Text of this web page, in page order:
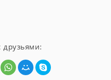
друзьями: